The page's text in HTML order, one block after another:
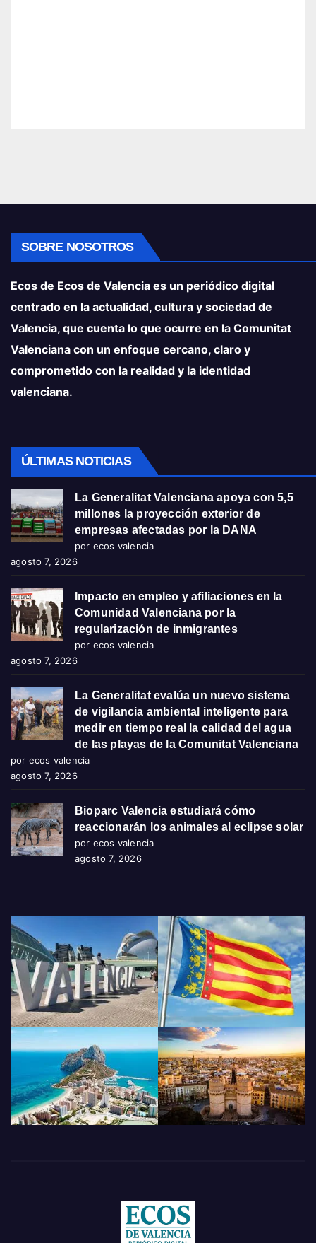
SOBRE NOSOTROS
Ecos de Ecos de Valencia es un periódico digital
centrado en la actualidad, cultura y sociedad de
Valencia, que cuenta lo que ocurre en la Comunitat
Valenciana con un enfoque cercano, claro y
comprometido con la realidad y la identidad
valenciana.
ÚLTIMAS NOTICIAS
La Generalitat Valenciana apoya con 5,5
millones la proyección exterior de
empresas afectadas por la DANA
por ecos valencia
agosto 7, 2026
Impacto en empleo y afiliaciones en la
Comunidad Valenciana por la
regularización de inmigrantes
por ecos valencia
agosto 7, 2026
La Generalitat evalúa un nuevo sistema
de vigilancia ambiental inteligente para
medir en tiempo real la calidad del agua
de las playas de la Comunitat Valenciana
por ecos valencia
agosto 7, 2026
Bioparc Valencia estudiará cómo
reaccionarán los animales al eclipse solar
por ecos valencia
agosto 7, 2026